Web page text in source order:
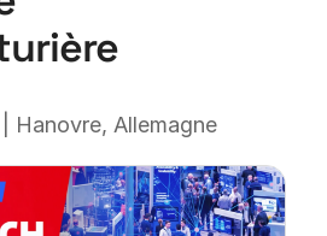
Hanovre, Allemagne